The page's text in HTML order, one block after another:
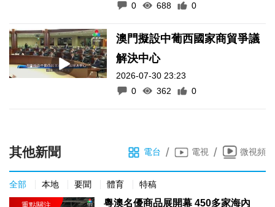
0
688 0
澳門擬設中葡西國家商貿爭議
解決中心
2026-07-30 23:23
0
362 0
其他新聞 電台 / 電視 / 微視頻
全部 本地 要聞 體育 特稿
粵澳名優商品展開幕 450多家海內